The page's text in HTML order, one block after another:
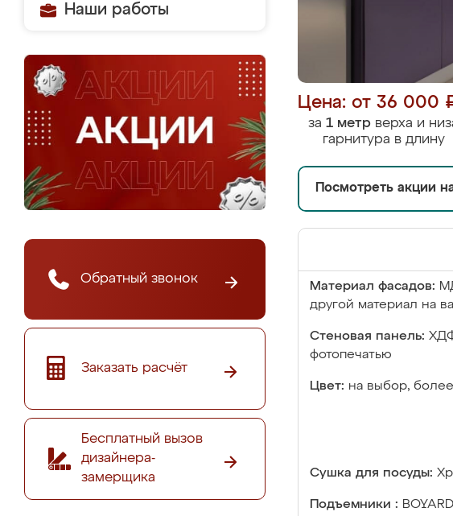
Наши работы
Обратный звонок
Заказать расчёт
Бесплатный вызов
дизайнера-
замерщика
Цена: от 36 000
за 1 метр верха и
гарнитура в длину
Посмотреть акции
Материал фасадов:
другой материал на
Стеновая панель:
фотопечатью
Цвет: на выбор,
Сушка для посуды:
Подъемники :